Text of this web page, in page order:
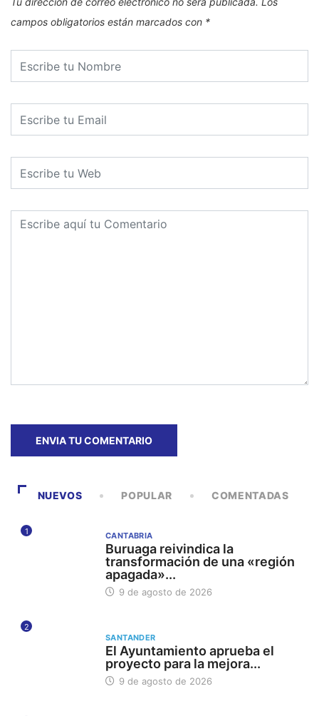
campos obligatorios están marcados con *
NUEVOS POPULAR COMENTADAS
1 CANTABRIA
Buruaga reivindica la
transformación de una «región
apagada»...
9 de agosto de 2026
2
SANTANDER
El Ayuntamiento aprueba el
proyecto para la mejora...
9 de agosto de 2026